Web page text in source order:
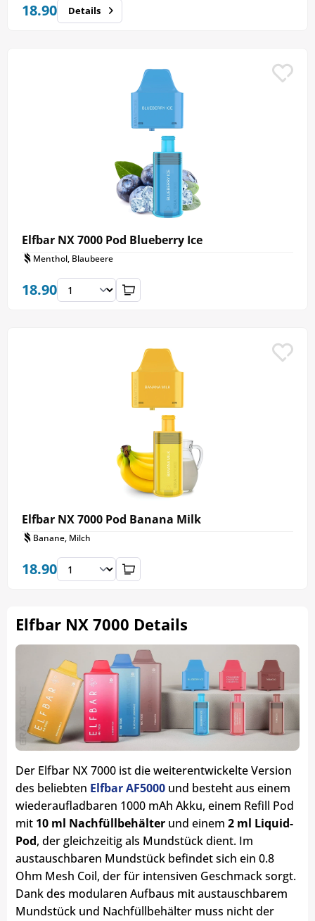
18.90 Details
Elfbar NX 7000 Pod Blueberry Ice
Menthol, Blaubeere
18.90
Elfbar NX 7000 Pod Banana Milk
Banane, Milch
18.90
Elfbar NX 7000 Details
Der Elfbar NX 7000 ist die weiterentwickelte Version
des beliebten Elfbar AF5000 und besteht aus einem
wiederaufladbaren 1000 mAh Akku, einem Refill Pod
mit 10 ml Nachfüllbehälter und einem 2 ml Liquid-
Pod, der gleichzeitig als Mundstück dient. Im
austauschbaren Mundstück befindet sich ein 0.8
Ohm Mesh Coil, der für intensiven Geschmack sorgt.
Dank des modularen Aufbaus mit austauschbarem
Mundstück und Nachfüllbehälter muss nicht der